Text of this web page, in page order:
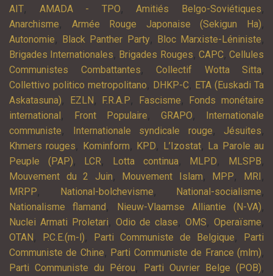
AIT, AMADA - TPO,Amitiés Belgo-Soviétiques,
Anarchisme, Armée Rouge Japonaise (Sekigun Ha),
Autonomie, Black Panther Party, Bloc Marxiste-Léniniste,
Brigades Internationales, Brigades Rouges, CAPC,Cellules
Communistes Combattantes, Collectif Wotta Sitta,
Collettivo politico metropolitano, DHKP-C, ETA (Euskadi Ta
Askatasuna), EZLN , F.R.A.P, Fascisme,
Fonds monétaire
international , Front Populaire, GRAPO,
Internationale
communiste, Internationale syndicale rouge, Jésuites,
Khmers rouges, Kominform, KPD, L’Izostat, La Parole au
Peuple (PAP), LCR, Lotta continua, MLPD, MLSPB,
Mouvement du 2 Juin, Mouvement Islam, MPP, MRI ,
MRPP, National-bolchevisme, National-socialisme,
Nationalisme flamand , Nieuw-Vlaamse Alliantie (N-VA),
Nuclei Armati Proletari, Odio de clase,OMS,Operaïsme,
OTAN , P.C.E.(m-l), Parti Communiste de Belgique,
Parti
Communiste de Chine, Parti Communiste de France (mlm),
Parti Communiste du Pérou, Parti Ouvrier Belge (POB),